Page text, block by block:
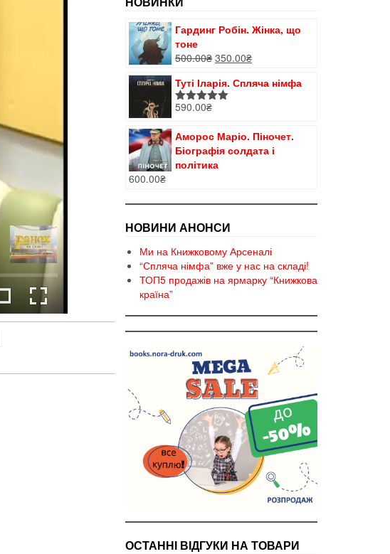
Гардинг Робін. Жінка, що
тоне
500.00₴ Оригінальна
500.00₴.
350.00₴Поточна
350.00₴.
Туті Іларія. Спляча німфа
Оцінено в
590.00₴
Аморос Маріо. Піночет.
Біографія солдата і
політика
600.00₴
НОВИНИ АНОНСИ
Ми на Книжковому Арсеналі
“Спляча німфа” вже у нас на складі!
ТОП5 продажів на ярмарку “Книжкова
країна”
ОСТАННІ ВІДГУКИ НА ТОВАРИ